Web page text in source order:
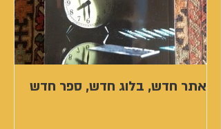
אתר חדש, בלוג חדש, ספר חדש